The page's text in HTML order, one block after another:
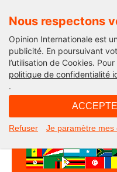
Nous respectons
Opinion Internationale est
publicité. En poursuivant
l’utilisation de Cookies.
politique de confidentialité
.
Refuser Je paramètre mes
Afriques